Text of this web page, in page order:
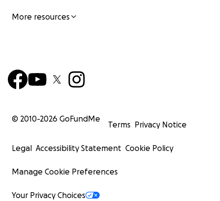
More resources
© 2010-2026 GoFundMe
Terms Privacy Notice
Legal Accessibility Statement Cookie Policy
Manage Cookie Preferences
Your Privacy Choices